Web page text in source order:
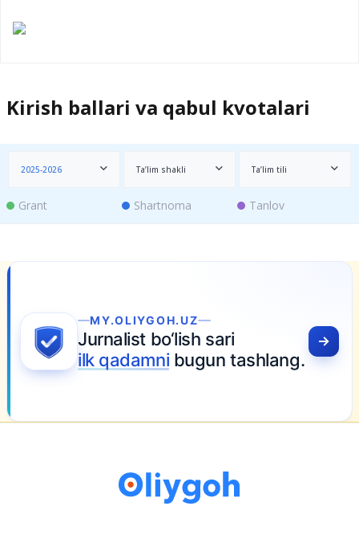
Kirish ballari va qabul kvotalari
2025-2026 Ta’lim shakli Ta’lim tili
Grant Shartnoma Tanlov
bo‘lish sari
bugun tashlang.